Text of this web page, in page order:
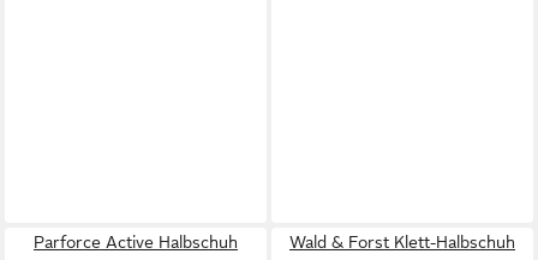
Parforce Active Halbschuh
Wald & Forst Klett-Halbschuh